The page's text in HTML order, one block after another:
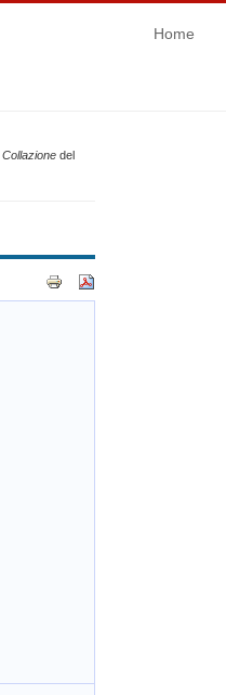
Home
Collazione del